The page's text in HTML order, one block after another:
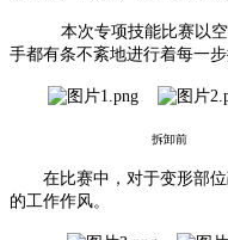
本次专项技能比赛以
手都有条不紊地进行着每一步
拆卸前
在比赛中，对于变形部位
的工作作风。